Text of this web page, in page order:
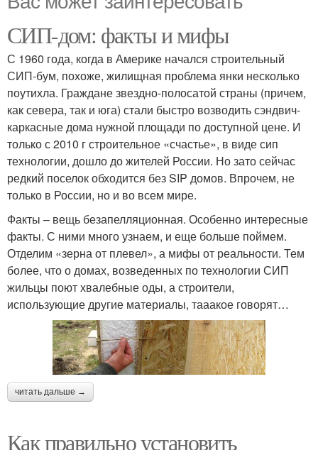
СИП-дом: факты и мифы
С 1960 года, когда в Америке начался строительный
СИП-бум, похоже, жилищная проблема янки несколько
поутихла. Граждане звездно-полосатой страны (причем,
как севера, так и юга) стали быстро возводить сэндвич-
каркасные дома нужной площади по доступной цене. И
только с 2010 г строительное «счастье», в виде сип
технологии, дошло до жителей России. Но зато сейчас
редкий поселок обходится без SIP домов. Впрочем, не
только в России, но и во всем мире.
Факты – вещь безапелляционная. Особенно интересные
факты. С ними много узнаем, и еще больше поймем.
Отделим «зерна от плевел», а мифы от реальности. Тем
более, что о домах, возведенных по технологии СИП
жильцы поют хвалебные оды, а строители,
использующие другие материалы, тааакое говорят…
читать дальше →
Как правильно установить